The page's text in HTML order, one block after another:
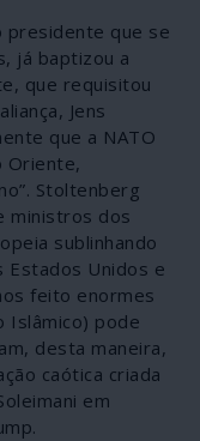
presidente que se
já baptizou a
que requisitou
Jens
que a NATO
Oriente,
Stoltenberg
ministros dos
sublinhando
Estados Unidos e
feito enormes
Islâmico) pode
desta maneira,
caótica criada
em